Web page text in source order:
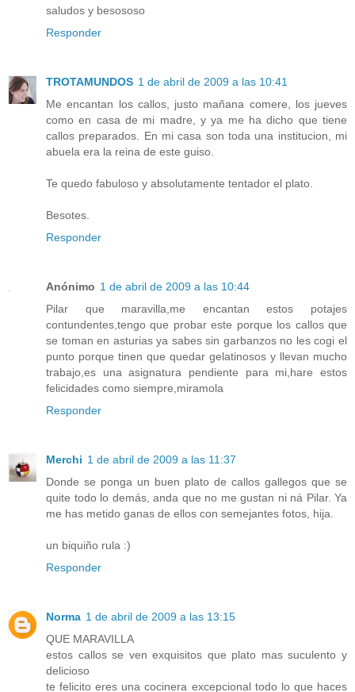
saludos y besososo
Responder
TROTAMUNDOS 1 de abril de 2009 a las 10:41
Me encantan los callos, justo mañana comere, los jueves
como en casa de mi madre, y ya me ha dicho que tiene
callos preparados. En mi casa son toda una institucion, mi
abuela era la reina de este guiso.
Te quedo fabuloso y absolutamente tentador el plato.
Besotes.
Responder
Anónimo 1 de abril de 2009 a las 10:44
Pilar que maravilla,me encantan estos potajes
contundentes,tengo que probar este porque los callos que
se toman en asturias ya sabes sin garbanzos no les cogi el
punto porque tinen que quedar gelatinosos y llevan mucho
trabajo,es una asignatura pendiente para mi,hare estos
felicidades como siempre,miramola
Responder
Merchi 1 de abril de 2009 a las 11:37
Donde se ponga un buen plato de callos gallegos que se
quite todo lo demás, anda que no me gustan ni ná Pilar. Ya
me has metido ganas de ellos con semejantes fotos, hija.
un biquiño rula :)
Responder
Norma 1 de abril de 2009 a las 13:15
QUE MARAVILLA
estos callos se ven exquisitos que plato mas suculento y
delicioso
te felicito eres una cocinera excepcional todo lo que haces